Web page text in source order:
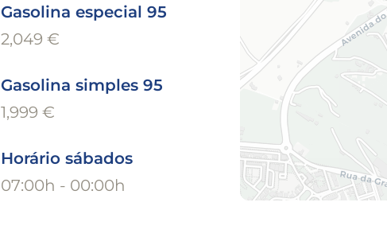
Gasolina especial 95
2,049 €
Gasolina simples 95
1,999 €
Horário sábados
07:00h - 00:00h